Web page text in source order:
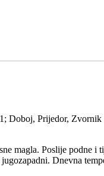
Doboj, Prijedor,
magla. Poslije podne
Dnevna